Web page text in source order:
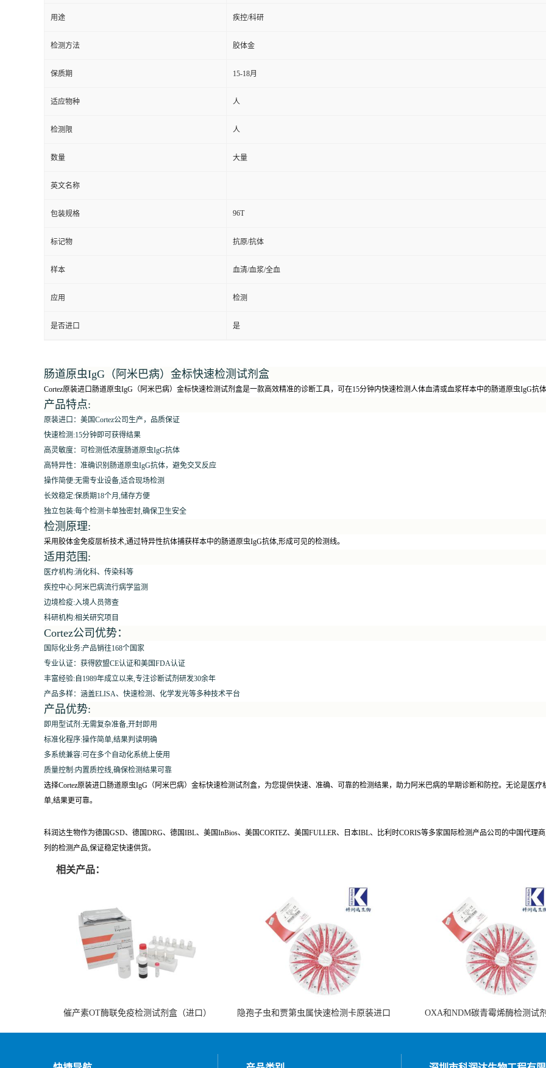
用途 疾控/科研
检测方法 胶体金
保质期 15-18月
适应物种 人
检测限 人
数量 大量
英文名称
包装规格 96T
标记物 抗原/抗体
样本 血清/血浆/全血
应用 检测
是否进口 是
肠道原虫IgG（阿米巴病）金标快速检测试剂盒
Cortez原装进口肠道原虫IgG（阿米巴病）金标快速检测试剂盒是一款高效精准的诊断工具，可在15分钟内快速检测人体血清或血浆样本中的肠道原虫IgG抗
产品特点:
原装进口：美国Cortez公司生产，品质保证
快速检测:15分钟即可获得结果
高灵敏度：可检测低浓度肠道原虫IgG抗体
高特异性：准确识别肠道原虫IgG抗体，避免交叉反应
操作简便:无需专业设备,适合现场检测
长效稳定:保质期18个月,储存方便
独立包装:每个检测卡单独密封,确保卫生安全
检测原理:
采用胶体金免疫层析技术,通过特异性抗体捕获样本中的肠道原虫IgG抗体,形成可见的检测线。
适用范围:
医疗机构:消化科、传染科等
疾控中心:阿米巴病流行病学监测
边境检疫:入境人员筛查
科研机构:相关研究项目
Cortez公司优势：
国际化业务:产品销往168个国家
专业认证：获得欧盟CE认证和美国FDA认证
丰富经验:自1989年成立以来,专注诊断试剂研发30余年
产品多样：涵盖ELISA、快速检测、化学发光等多种技术平台
产品优势:
即用型试剂:无需复杂准备,开封即用
标准化程序:操作简单,结果判读明确
多系统兼容:可在多个自动化系统上使用
质量控制:内置质控线,确保检测结果可靠
选择Cortez原装进口肠道原虫IgG（阿米巴病）金标快速检测试剂盒，为您提供快速、准确、可靠的检测结果，助力阿米巴病的早期诊断和防控。无论是医
单,结果更可靠。
科润达生物作为德国GSD、德国DRG、德国IBL、美国InBios、美国CORTEZ、美国FULLER、日本IBL、比利时CORIS等多家国际检测产品公司的中国代
列的检测产品,保证稳定快速供货。
相关产品：
催产素OT酶联免疫检测试剂盒（进口） 隐孢子虫和贾第虫属快速检测卡原装进口 OXA和NDM碳青霉烯酶检测试